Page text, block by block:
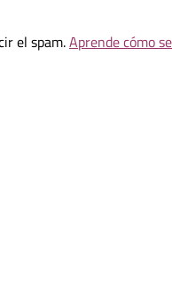
el spam.Aprende cómo